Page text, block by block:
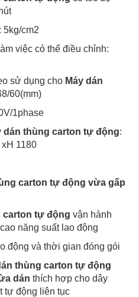
5kg/cm2
việc có thể điều chỉnh:
sử dụng cho Máy dán
60(mm)
1phase
dán thùng carton tự động:
1180
carton tự động vừa gấp
carton tự động vận hành
năng suất lao động
động và thời gian đóng gói
thùng carton tự động
dán thích hợp cho dây
tự động liên tục